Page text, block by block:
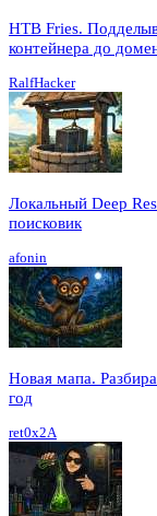
HTB Fries.
контейнера до
RalfHacker
Локальный Deep
поисковик
afonin
Новая мапа.
год
ret0x2A